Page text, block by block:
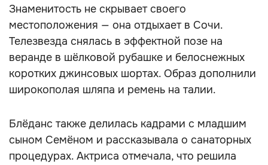
Знаменитость не скрывает своего
местоположения — она отдыхает в Сочи.
Телезвезда снялась в эффектной позе на
веранде в шёлковой рубашке и белоснежных
коротких джинсовых шортах. Образ дополнили
широкополая шляпа и ремень на талии.
Блёданс также делилась кадрами с младшим
сыном Семёном и рассказывала о санаторных
процедурах. Актриса отмечала, что решила